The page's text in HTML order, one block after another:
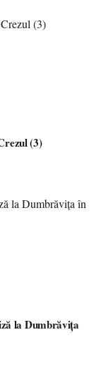
(3)
la Dumbrăvița